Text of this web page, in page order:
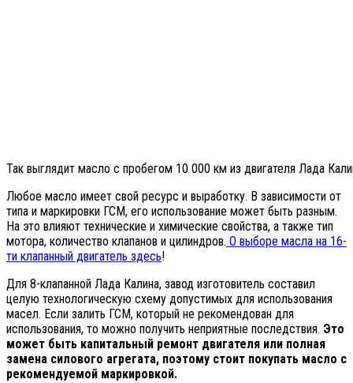
Так выглядит масло с пробегом 10 000 км из двигателя Лада
Любое масло имеет свой ресурс и выработку. В зависимости от
типа и маркировки ГСМ, его использование может быть разным.
На это влияют технические и химические свойства, а также тип
мотора, количество клапанов и цилиндров. О выборе масла на 16-
ти клапанный двигатель здесь!
Для 8-клапанной Лада Калина, завод изготовитель составил
целую технологическую схему допустимых для использования
масел. Если залить ГСМ, который не рекомендован для
использования, то можно получить неприятные последствия. Это
может быть капитальный ремонт двигателя или полная
замена силового агрегата, поэтому стоит покупать масло с
рекомендуемой маркировкой.